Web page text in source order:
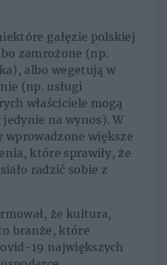
gałęzie polskiej
zamrożone (np.
albo wegetują w
(np. usługi
właściciele mogą
na wynos). W
wprowadzone większe
które sprawiły, że
radzić sobie z
że kultura,
branże, które
19 największych